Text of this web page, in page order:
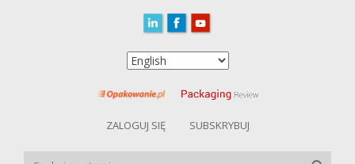
ZALOGUJ SIĘ SUBSKRYBUJ